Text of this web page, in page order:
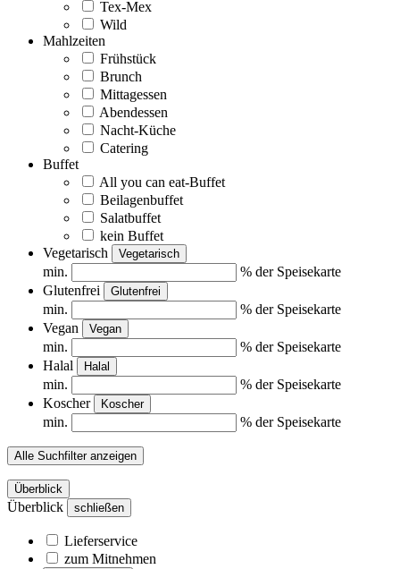
Tex-Mex
Wild
Mahlzeiten
Frühstück
Brunch
Mittagessen
Abendessen
Nacht-Küche
Catering
Buffet
All you can eat-Buffet
Beilagenbuffet
Salatbuffet
kein Buffet
Vegetarisch
Vegetarisch
min.
% der Speisekarte
Glutenfrei
Glutenfrei
min.
% der Speisekarte
Vegan
Vegan
min.
% der Speisekarte
Halal
Halal
min.
% der Speisekarte
Koscher
Koscher
min. % der Speisekarte
Alle Suchfilter anzeigen
Überblick
Überblick schließen
Lieferservice
zum Mitnehmen